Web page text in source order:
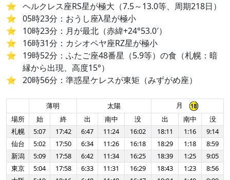
ヘルクレス座RS星が極大（7.5～13.0等、周期218日）
05時23分：おうし座λ星が極小
10時23分：月が最北（赤緯+24°53.0′）
16時31分：カシオペヤ座RZ星が極小
19時52分：ふたご座48番星（5.9等）の食（札幌：暗
縁から出現、高度15°）
20時56分：準惑星ケレスが東矩（みずがめ座）
薄明 太陽
月
場所
始 終 出 南中 没 出 南中
没
札幌
5:07 17:42 6:47 11:24 16:02 18:11 1:16
9:14
仙台
5:02 17:50 6:34 11:26 16:18 18:29 1:18
8:59
新潟
5:09 17:58 6:42 11:34 16:25 18:39 1:25
9:05
東京
5:04 17:58 6:33 11:31 16:29 18:43 1:23
8:56